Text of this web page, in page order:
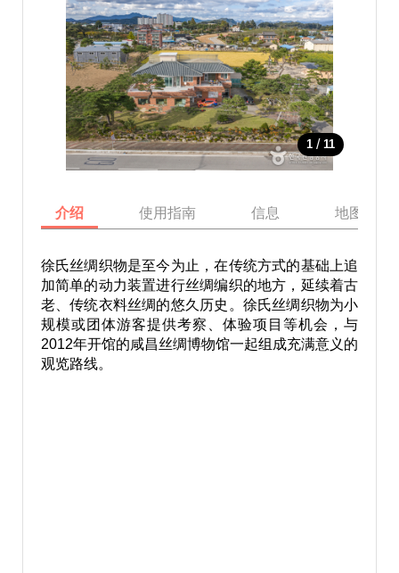
1 / 11
介绍 使用指南 信息 地图
徐氏丝绸织物是至今为止，在传统方式的基础上追
加简单的动力装置进行丝绸编织的地方，延续着古
老、传统衣料丝绸的悠久历史。徐氏丝绸织物为小
规模或团体游客提供考察、体验项目等机会，与
2012年开馆的咸昌丝绸博物馆一起组成充满意义的
观览路线。